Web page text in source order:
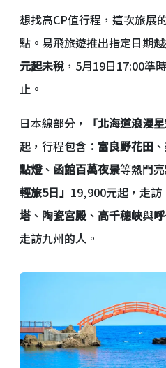
想找高CP值行程，這次旅展
點。易飛旅遊推出指定日期
元起未稅 ，5月19日17:00準
止。
日本線部分， 「北海道浪漫
起，行程包含： 富良野花田 、
點燈、 函館百萬夜景等熱門亮
輕旅5日」 19,900元起，走訪
塔 、 陶瓷宮殿 、 高千穗峽與
走訪九州的人。